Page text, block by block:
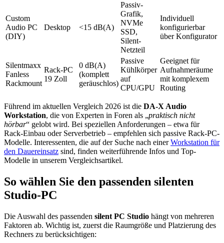
Custom
Audio PC
(DIY)
Desktop <15 dB(A)
Passiv-
Grafik,
NVMe
SSD,
Silent-
Netzteil
Individuell
konfigurierbar
über Konfigurator
Silentmaxx
Fanless
Rackmount
Rack-PC
19 Zoll
0 dB(A)
(komplett
geräuschlos)
Passive
Kühlkörper
auf
CPU/GPU
Geeignet für
Aufnahmeräume
mit komplexem
Routing
Führend im aktuellen Vergleich 2026 ist die DA-X Audio
Workstation, die von Experten in Foren als „praktisch nicht
hörbar“ gelobt wird. Bei speziellen Anforderungen – etwa für
Rack-Einbau oder Serverbetrieb – empfehlen sich passive Rack-PC-
Modelle. Interessenten, die auf der Suche nach einerWorkstation für
den Dauereinsatz sind, finden weiterführende Infos und Top-
Modelle in unserem Vergleichsartikel.
So wählen Sie den passenden silenten
Studio-PC
Die Auswahl des passenden silent PC Studio hängt von mehreren
Faktoren ab. Wichtig ist, zuerst die Raumgröße und Platzierung des
Rechners zu berücksichtigen: